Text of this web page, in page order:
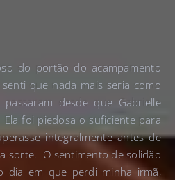
do portão do acampamento
que nada mais seria como
desde que Gabrielle
foi piedosa o suficiente para
integralmente antes de
sorte. O sentimento de solidão
dia em que perdi minha irmã,